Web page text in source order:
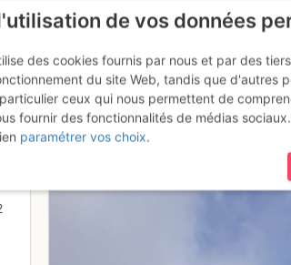
de vos données
des cookies fournis par nous et par des
du site Web, tandis que d'autres
ceux qui nous permettent de
fournir des fonctionnalités de médias
paramétrer vos choix.